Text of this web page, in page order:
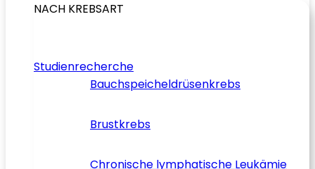
NACH KREBSART
Studienrecherche
Bauchspeicheldrüsenkrebs
Brustkrebs
Chronische lymphatische Leukämie